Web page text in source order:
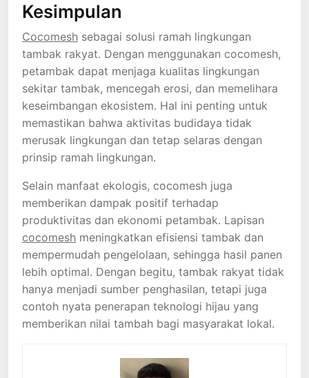
Kesimpulan
Cocomesh sebagai solusi ramah lingkungan
tambak rakyat. Dengan menggunakan cocomesh,
petambak dapat menjaga kualitas lingkungan
sekitar tambak, mencegah erosi, dan memelihara
keseimbangan ekosistem. Hal ini penting untuk
memastikan bahwa aktivitas budidaya tidak
merusak lingkungan dan tetap selaras dengan
prinsip ramah lingkungan.
Selain manfaat ekologis, cocomesh juga
memberikan dampak positif terhadap
produktivitas dan ekonomi petambak. Lapisan
cocomesh meningkatkan efisiensi tambak dan
mempermudah pengelolaan, sehingga hasil panen
lebih optimal. Dengan begitu, tambak rakyat tidak
hanya menjadi sumber penghasilan, tetapi juga
contoh nyata penerapan teknologi hijau yang
memberikan nilai tambah bagi masyarakat lokal.